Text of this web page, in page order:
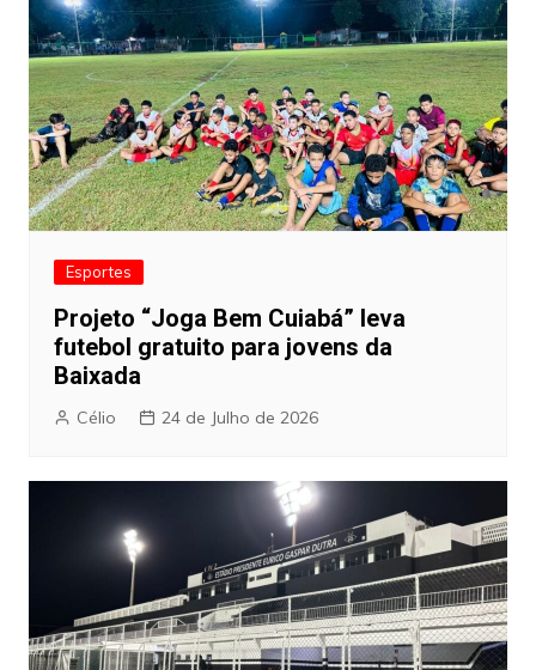
Esportes
Projeto “Joga Bem Cuiabá” leva
futebol gratuito para jovens da
Baixada
Célio 24 de Julho de 2026